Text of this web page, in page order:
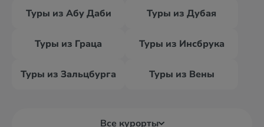
Туры из Абу Даби Туры из Дубая
Туры из Граца Туры из Инсбрука
Туры из Зальцбурга Туры из Вены
Все курорты